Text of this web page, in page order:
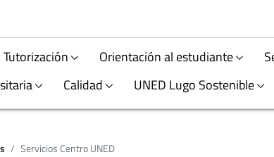
Tutorización Orientación al estudiante
Calidad UNED Lugo Sostenible
Servicios Centro UNED